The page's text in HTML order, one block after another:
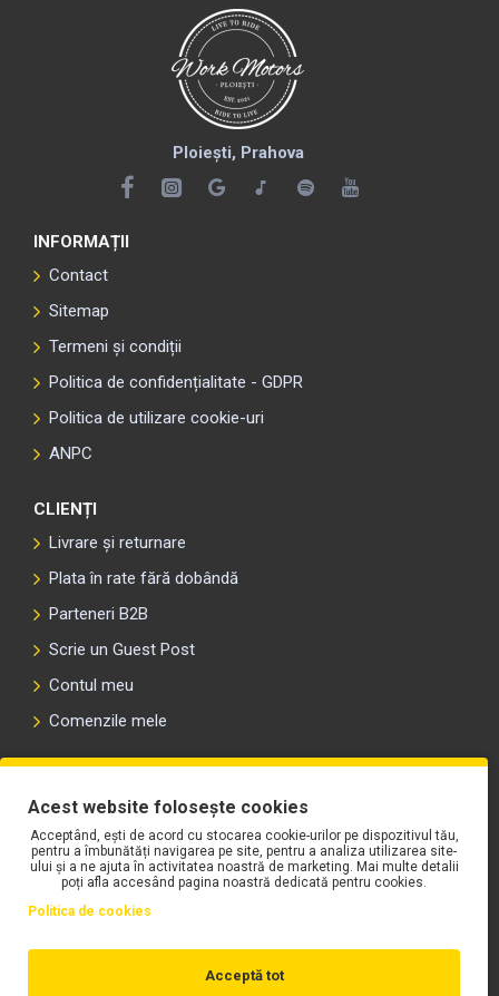
Ploiești, Prahova
INFORMAȚII
Contact
Sitemap
Termeni și condiții
Politica de confidențialitate - GDPR
Politica de utilizare cookie-uri
ANPC
CLIENȚI
Livrare și returnare
Plata în rate fără dobândă
Parteneri B2B
Scrie un Guest Post
Contul meu
Comenzile mele
Acest website folosește cookies
Acceptând, ești de acord cu stocarea cookie-urilor pe dispozitivul tău,
pentru a îmbunătăți navigarea pe site, pentru a analiza utilizarea site-
ului și a ne ajuta în activitatea noastră de marketing. Mai multe detalii
poți afla accesând pagina noastră dedicată pentru cookies.
Politica de cookies
Acceptă tot